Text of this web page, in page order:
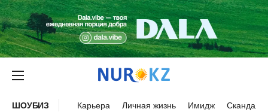
ШОУБИЗ Карьера Личная жизнь Имидж Скандалы